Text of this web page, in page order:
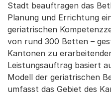
Stadt beauftragen das
Planung und Errichtung
geriatrischen
von rund 300 Betten –
Kantonen zu
Leistungsauftrag basiert
Modell der geriatrischen
umfasst das Gebiet des